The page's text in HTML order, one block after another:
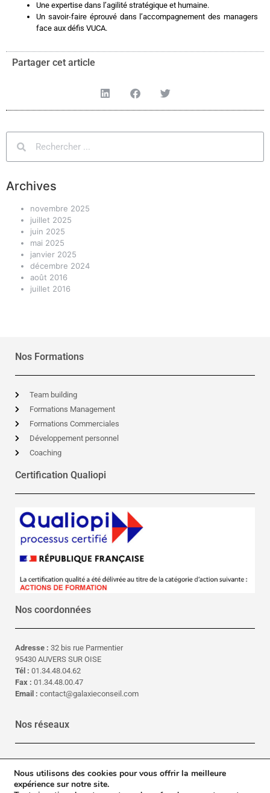
Une expertise dans l’agilité stratégique et humaine.
Un savoir-faire éprouvé dans l’accompagnement des managers
face aux défis VUCA.
Partager cet article
Archives
novembre 2025
juillet 2025
juin 2025
mai 2025
janvier 2025
décembre 2024
août 2016
juillet 2016
Nos Formations
Team building
Formations Management
Formations Commerciales
Développement personnel
Coaching
Certification Qualiopi
Nos coordonnées
Adresse : 32 bis rue Parmentier
95430 AUVERS SUR OISE
Tél : 01.34.48.04.62
Fax : 01.34.48.00.47
Email : contact@galaxieconseil.com
Nos réseaux
Facebook
Nous utilisons des cookies pour vous offrir la meilleure
expérience sur notre site.